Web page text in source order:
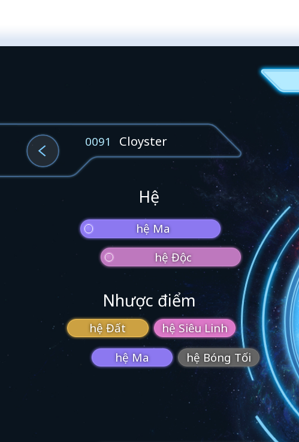
0091 Cloyster
Hệ
hệ Ma
hệ Độc
Nhược điểm
hệ Đất
hệ Siêu Linh
hệ Ma
hệ Bóng Tối